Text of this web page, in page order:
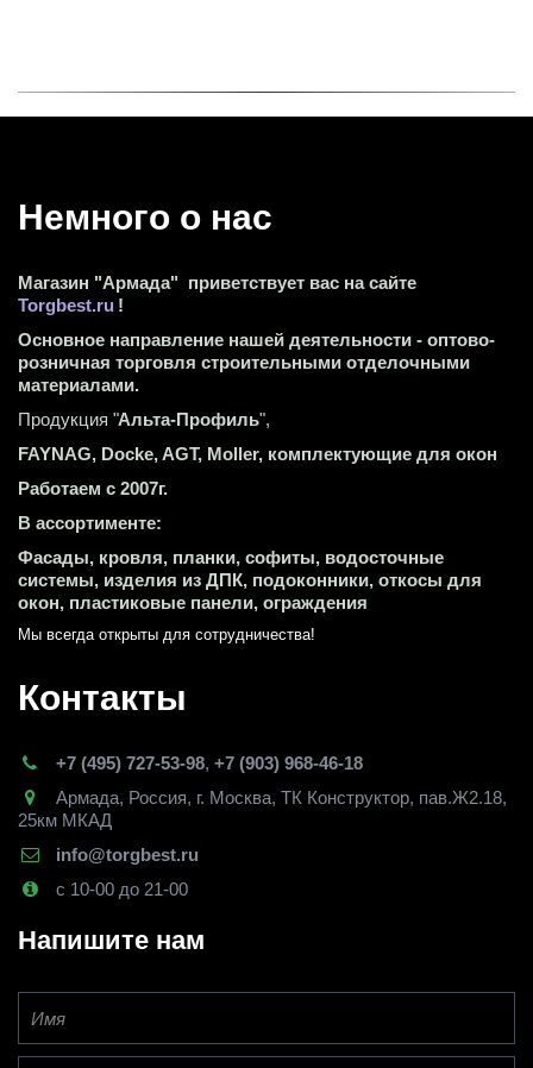
Немного о нас
Магазин "Армада"  приветствует вас на сайте
Torgbest.ru !
Основное направление нашей деятельности - оптово-
розничная торговля строительными отделочными
материалами.
Продукция "Альта-Профиль",
FAYNAG, Docke, AGT, Moller, комплектующие для окон
Работаем с 2007г.
В ассортименте:
Фасады, кровля, планки, софиты, водосточные
системы, изделия из ДПК, подоконники, откосы для
окон, пластиковые панели, ограждения
Мы всегда открыты для сотрудничества!
Контакты
+7 (495) 727-53-98, +7 (903) 968-46-18
Армада, Россия, г. Москва, ТК Конструктор, пав.Ж2.18,
25км МКАД
info@torgbest.ru
с 10-00 до 21-00
Напишите нам